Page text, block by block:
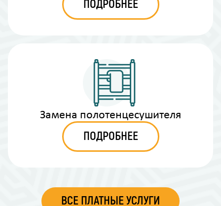
ПОДРОБНЕЕ
Замена полотенцесушителя
ПОДРОБНЕЕ
ВСЕ ПЛАТНЫЕ УСЛУГИ